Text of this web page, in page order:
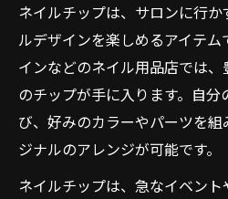
ネイルチップは、サロンに行
ルデザインを楽しめるアイテム
インなどのネイル用品店では
のチップが手に入ります。自
び、好みのカラーやパーツを
ジナルのアレンジが可能です。
ネイルチップは、急なイベン